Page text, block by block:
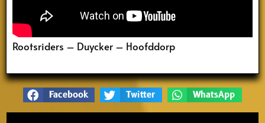
Rootsriders – Duycker – Hoofddorp
Facebook Twitter WhatsApp